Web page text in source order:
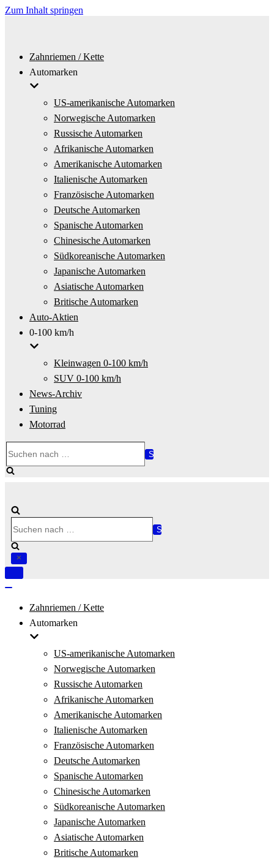
Zum Inhalt springen
Zahnriemen / Kette
Automarken
US-amerikanische Automarken
Norwegische Automarken
Russische Automarken
Afrikanische Automarken
Amerikanische Automarken
Italienische Automarken
Französische Automarken
Deutsche Automarken
Spanische Automarken
Chinesische Automarken
Südkoreanische Automarken
Japanische Automarken
Asiatische Automarken
Britische Automarken
Auto-Aktien
0-100 km/h
Kleinwagen 0-100 km/h
SUV 0-100 km/h
News-Archiv
Tuning
Motorrad
nach …
nach …
Navigation
Zahnriemen / Kette
Automarken
US-amerikanische Automarken
Norwegische Automarken
Russische Automarken
Afrikanische Automarken
Amerikanische Automarken
Italienische Automarken
Französische Automarken
Deutsche Automarken
Spanische Automarken
Chinesische Automarken
Südkoreanische Automarken
Japanische Automarken
Asiatische Automarken
Britische Automarken